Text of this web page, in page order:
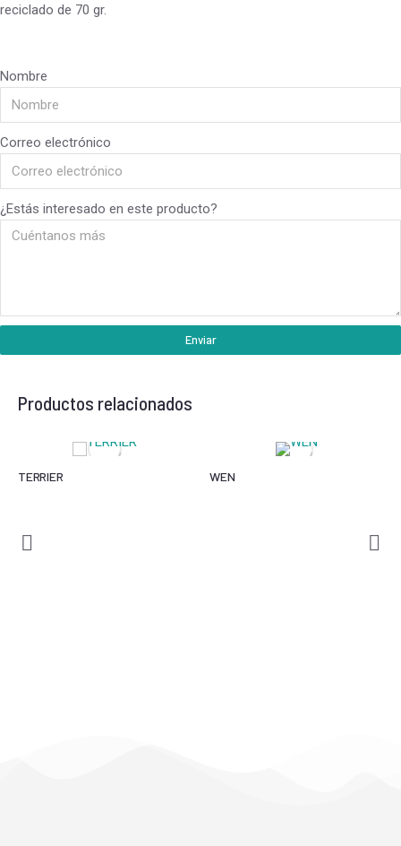
reciclado de 70 gr.
Nombre
Correo electrónico
¿Estás interesado en este producto?
Enviar
Productos relacionados
TERRIER WEN